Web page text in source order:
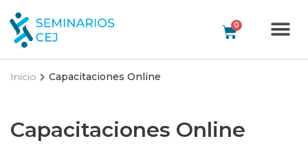
Inicio Capacitaciones Online
Capacitaciones Online